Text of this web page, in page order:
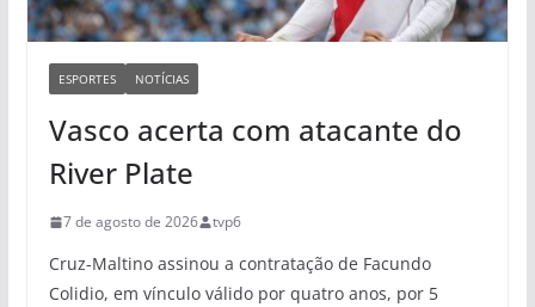
ESPORTES NOTÍCIAS
Vasco acerta com atacante do
River Plate
7 de agosto de 2026 tvp6
Cruz-Maltino assinou a contratação de Facundo
Colidio, em vínculo válido por quatro anos, por 5